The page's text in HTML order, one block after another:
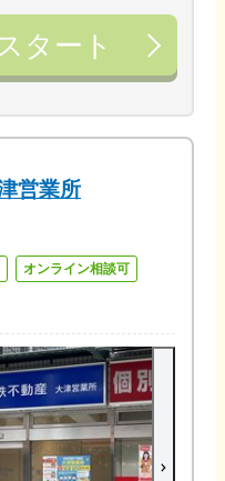
タート
営業所
オンライン相談可